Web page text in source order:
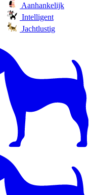
Aanhankelijk
Intelligent
Jachtlustig